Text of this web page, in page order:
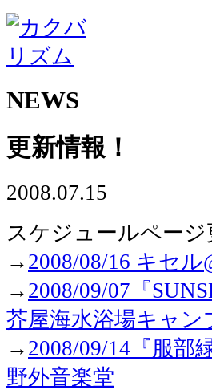
NEWS
更新情報！
2008.07.15
スケジュールペー
→ 2008/08/16 キセル
→ 2008/09/07『
芥屋海水浴場キャン
→ 2008/09/14『服部
野外音楽堂